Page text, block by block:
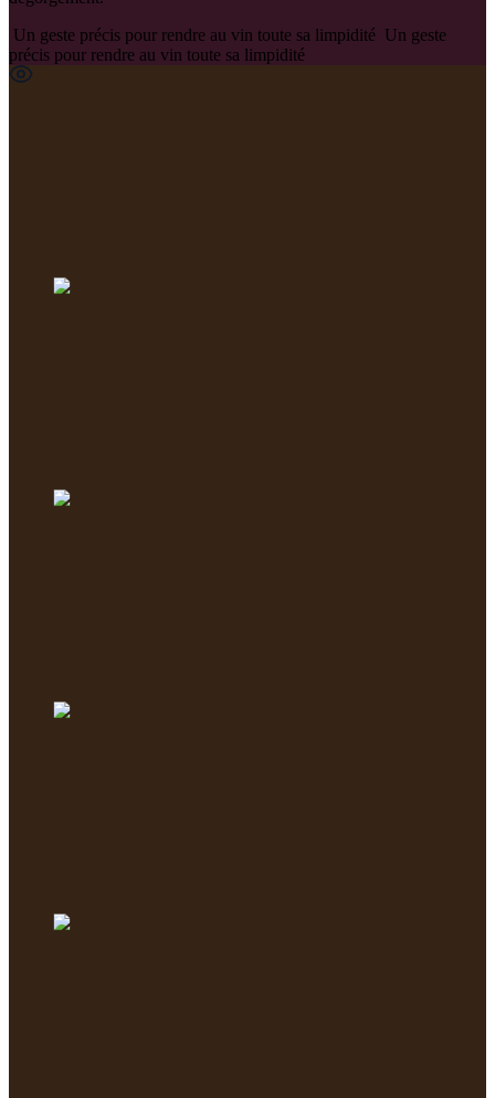
Un geste précis pour rendre au vin toute sa limpidité Un geste
précis pour rendre au vin toute sa limpidité